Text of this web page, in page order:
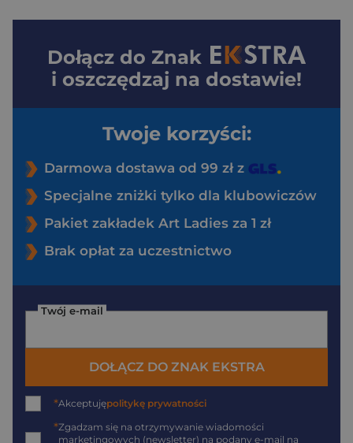
Dołącz do Znak
i oszczędzaj na dostawie!
Twoje korzyści:
Darmowa dostawa od 99 zł z
Specjalne zniżki tylko dla klubowiczów
Pakiet zakładek Art Ladies za 1 zł
Brak opłat za uczestnictwo
Twój e-mail
DOŁĄCZ DO ZNAK EKSTRA
*Akceptujępolitykę prywatności
*Zgadzam się na otrzymywanie wiadomości
marketingowych (newsletter) na podany e-mail na